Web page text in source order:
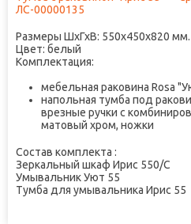
ЛС-00000135
Размеры ШxГхВ: 550х450х820 мм.
Цвет: белый
Комплектация:
мебельная раковина Rosa
напольная тумба под
врезные ручки с
матовый хром, ножки
Состав комплекта :
Зеркальный шкаф Ирис 550/С
Умывальник Уют 55
Тумба для умывальника Ирис 55